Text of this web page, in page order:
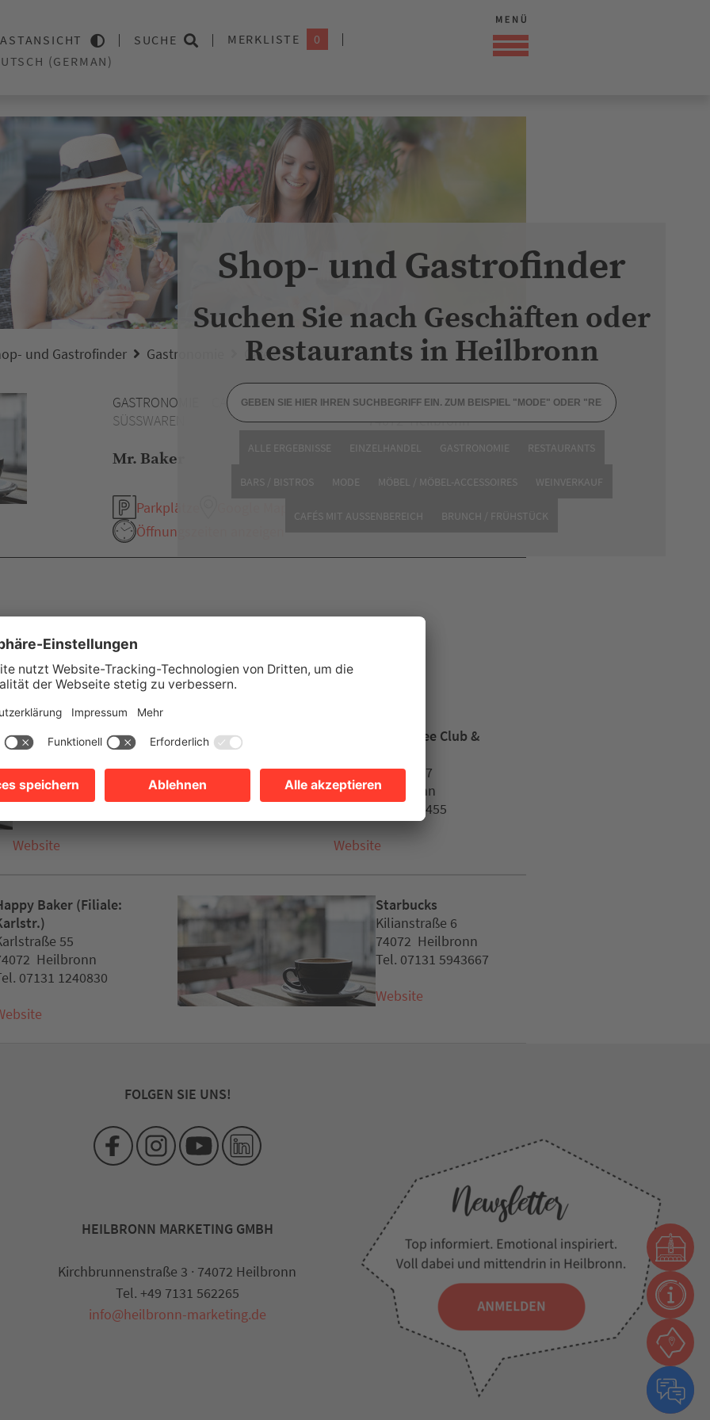
SUCHE MERKLISTE 0
Shop- und Gastrofinder
Suchen Sie nach Geschäften oder
Restaurants in Heilbronn
ALLE ERGEBNISSE EINZELHANDEL GASTRONOMIE RESTAURANTS
BARS / BISTROS MODE MÖBEL / MÖBEL-ACCESSOIRES WEINVERKAUF
CAFÉS MIT AUSSENBEREICH BRUNCH / FRÜHSTÜCK
und Gastrofinder Gastronomie Cafés Mr. Baker
GASTRONOMIE
CAFÉ / BÄCKEREI /
SÜSSWAREN
Mr. Baker
Parkplätze
Öffnungszeiten anzeigen
Kirchbrunnenstraße 24
74072 Heilbronn
Website
Empfehlungen
Bäckerei Kopp
Friedrich-Dürr Straße
60
74074 Heilbronn
Website
BARHAMA Coffee Club &
Sülmerstraße 27
74072 Heilbronn
Tel. 07131 3998455
Website
Baker (Filiale:
55
Heilbronn
07131 1240830
Starbucks
Kilianstraße 6
74072 Heilbronn
Tel. 07131 5943667
Website
FOLGEN SIE UNS!
HEILBRONN MARKETING GMBH
Kirchbrunnenstraße 3 · 74072 Heilbronn
Tel. +49 7131 562265
info@heilbronn-marketing.de